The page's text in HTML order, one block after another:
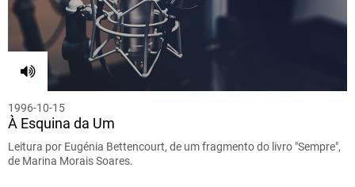
1996-10-15
À Esquina da Um
Leitura por Eugénia Bettencourt, de um fragmento do livro "Sempre",
de Marina Morais Soares.